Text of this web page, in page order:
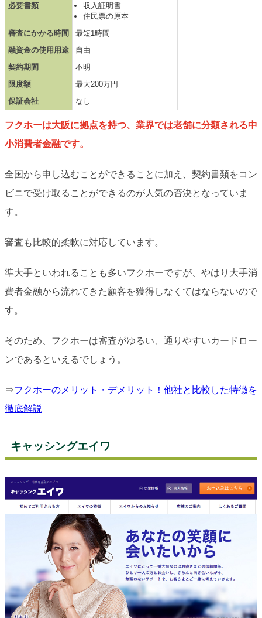
必要書類
収入証明書
住民票の原本
審査にかかる時間
最短1時間
融資金の使用用途
自由
契約期間
不明
限度額
最大200万円
保証会社
なし
フクホーは大阪に拠点を持つ、業界では老舗に分類される中
小消費者金融です。
全国から申し込むことができることに加え、契約書類をコン
ビニで受け取ることができるのが人気の否決となっていま
す。
審査も比較的柔軟に対応しています。
準大手といわれることも多いフクホーですが、やはり大手消
費者金融から流れてきた顧客を獲得しなくてはならないので
す。
そのため、フクホーは審査がゆるい、通りやすいカードロー
ンであるといえるでしょう。
⇒フクホーのメリット・デメリット！他社と比較した特徴を
徹底解説
キャッシングエイワ